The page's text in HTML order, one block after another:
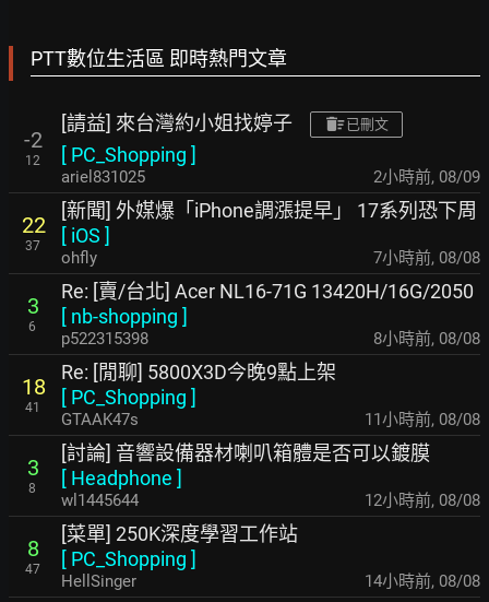
PTT數位生活區 即時熱門文章
-2
12
[請益] 來台灣約小姐找婷子 已刪文
[ PC_Shopping ]
ariel831025 2小時前, 08/09
22
37
[新聞] 外媒爆「iPhone調漲提早」 17系列恐下周
[ iOS ]
ohfly 7小時前, 08/08
3
6
Re: [賣/台北] Acer NL16-71G 13420H/16G/2050
[ nb-shopping ]
p522315398 8小時前, 08/08
18
41
Re: [閒聊] 5800X3D今晚9點上架
[ PC_Shopping ]
GTAAK47s 11小時前, 08/08
3
8
[討論] 音響設備器材喇叭箱體是否可以鍍膜
[ Headphone ]
wl1445644 12小時前, 08/08
8
47
[菜單] 250K深度學習工作站
[ PC_Shopping ]
HellSinger 14小時前, 08/08